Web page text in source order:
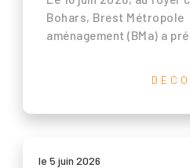
Bohars, Brest Métropole
aménagement (BMa) a
le 5 juin 2026